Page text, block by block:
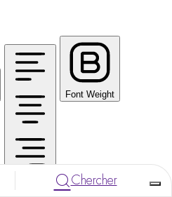
Chercher
Font Weight